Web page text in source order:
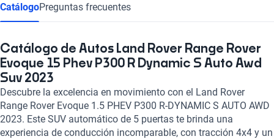
CatálogoPreguntas frecuentes
Catálogo de Autos Land Rover Range Rover
Evoque 15 Phev P300 R Dynamic S Auto Awd
Suv 2023
Descubre la excelencia en movimiento con el Land Rover
Range Rover Evoque 1.5 PHEV P300 R-DYNAMIC S AUTO AWD
2023. Este SUV automático de 5 puertas te brinda una
experiencia de conducción incomparable, con tracción 4x4 y un